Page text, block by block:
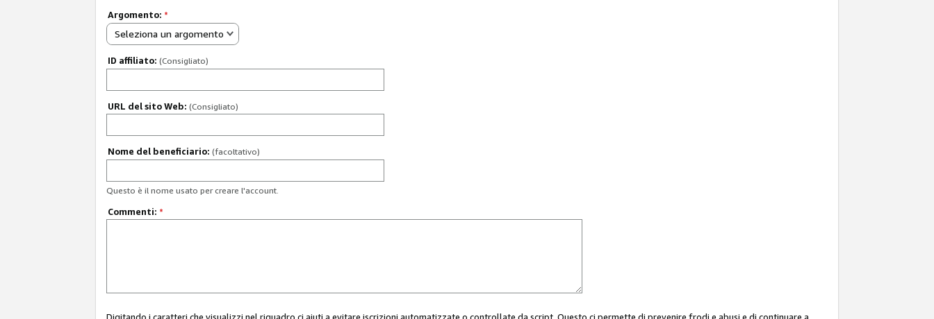
Argomento: *
Seleziona un argomento
ID affiliato: (Consigliato)
URL del sito Web: (Consigliato)
Nome del beneficiario: (facoltativo)
Questo è il nome usato per creare l'account.
Commenti: *